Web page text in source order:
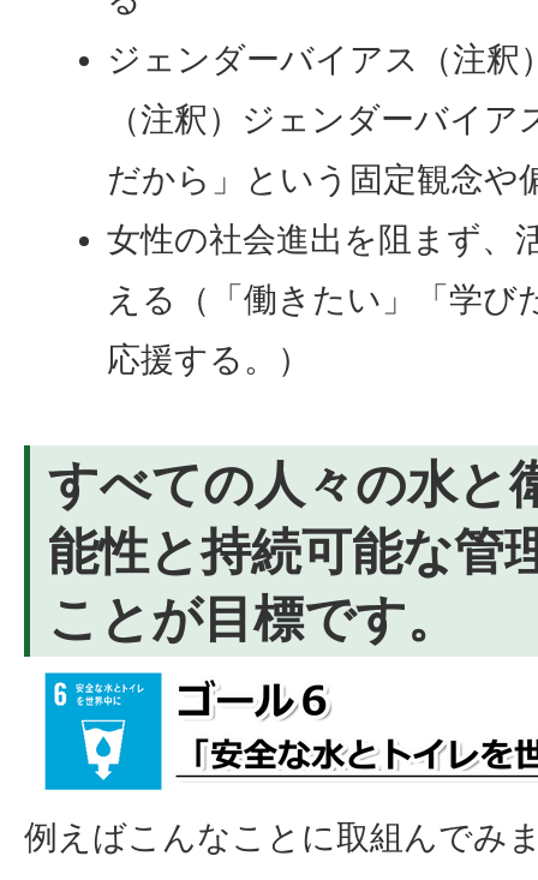
ジェンダーバイアス（注釈
（注釈）ジェンダーバイ
だから」という固定観念や
女性の社会進出を阻まず、
える（「働きたい」「学び
応援する。）
すべての人々の水と
能性と持続可能な管
ことが目標です。
例えばこんなことに取組んでみ